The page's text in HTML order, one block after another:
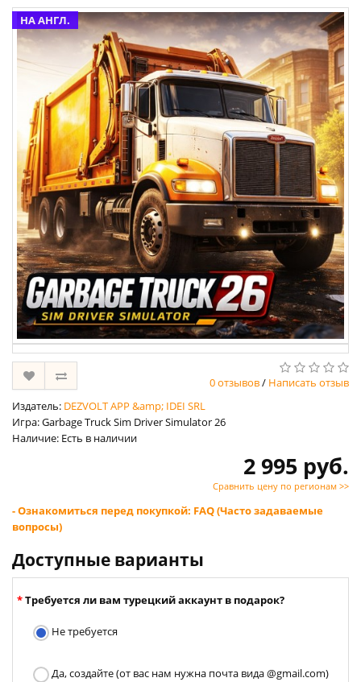
НА АНГЛ.
0 отзывов/ Написать отзыв
Издатель: DEZVOLT APP &amp; IDEI SRL
Игра: Garbage Truck Sim Driver Simulator 26
Наличие: Есть в наличии
2 995 руб.
Сравнить цену по регионам >>
- Ознакомиться перед покупкой: FAQ (Часто задаваемые
вопросы)
Доступные варианты
Требуется ли вам турецкий аккаунт в подарок?
Не требуется
Да, создайте (от вас нам нужна почта вида @gmail.com)